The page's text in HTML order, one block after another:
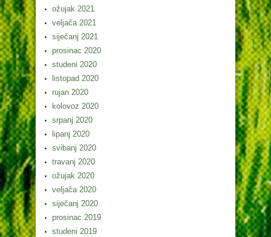
ožujak 2021
veljača 2021
siječanj 2021
prosinac 2020
studeni 2020
listopad 2020
rujan 2020
kolovoz 2020
srpanj 2020
lipanj 2020
svibanj 2020
travanj 2020
ožujak 2020
veljača 2020
siječanj 2020
prosinac 2019
studeni 2019